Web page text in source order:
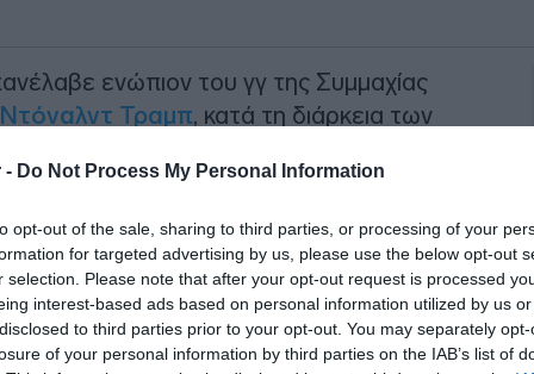
- Do Not Process My Personal Information
opt-out of the sale, sharing to third parties, or processing of your
for targeted advertising by us, please use the below opt-out
selection. Please note that after your opt-out request is processed
interest-based ads based on personal information utilized by us
to third parties prior to your opt-out. You may separately
of your personal information by third parties on the IAB’s list of
ενώπιον του γγ της Συμμαχίας
Ντόναλντ Τραμπ, κατά τη διάρκεια των
της Συνόδου στην Άγκυρα,
άδικα, πληρώνουμε
ότι οι ΗΠΑ διακόπτουν την
ενώ ανακοίνωσε πως η εκεχειρία με το
τριών πλοίων στα Στενά του